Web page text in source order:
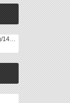
world-weather.ru/pogoda/russia/yekaterinburg/14days/